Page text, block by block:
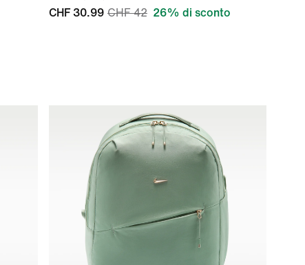
CHF 30.99 CHF 42 26% di sconto